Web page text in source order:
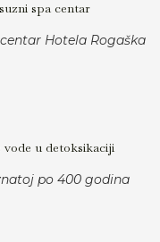
spa centar
Hotela Rogaška
u detoksikaciji
po 400 godina